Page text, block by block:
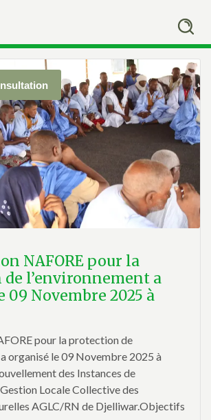
NAFORE pour la
l’environnement a
09 Novembre 2025 à
pour la protection de
organisé le 09 Novembre 2025 à
des Instances de
Locale Collective des
AGLC/RN de Djelliwar.Objectifs